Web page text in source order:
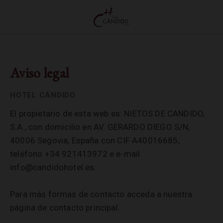
Aviso legal
El propietario de esta web es: NIETOS DE CANDIDO,
S.A., con domicilio en AV. GERARDO DIEGO S/N,
40006 Segovia, España con CIF A40016685,
teléfono +34 921413972 e e-mail
info@candidohotel.es.
Para más formas de contacto acceda a nuestra
página de contacto principal.